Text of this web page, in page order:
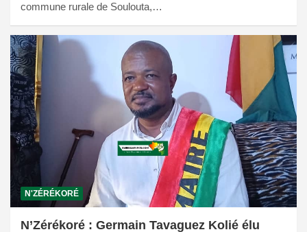
commune rurale de Soulouta,…
N'ZÉRÉKORÉ
N’Zérékoré : Germain Tavaguez Kolié élu